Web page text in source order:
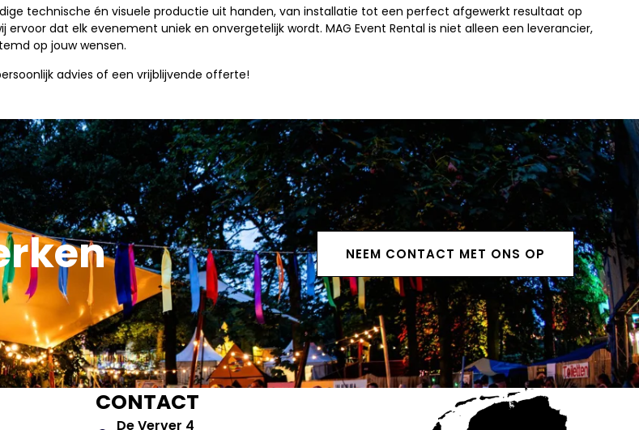
technische én visuele productie uit handen, van installatie tot een perfect afgewerkt resultaat op
dat elk evenement uniek en onvergetelijk wordt. MAG Event Rental is niet alleen een leverancier,
op jouw wensen.
advies of een vrijblijvende offerte!
NEEM CONTACT MET ONS OP
CONTACT
De Verver 4